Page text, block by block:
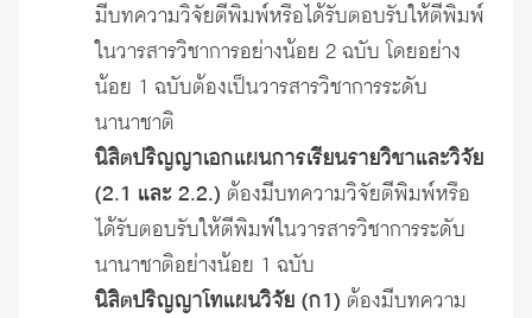
มีบทความวิจัยตีพิมพ์หรือได้รับตอบรับให้ตีพิมพ์
ในวารสารวิชาการอย่างน้อย 2 ฉบับ โดยอย่าง
น้อย 1 ฉบับต้องเป็นวารสารวิชาการระดับ
นานาชาติ
นิสิตปริญญาเอกแผนการเรียนรายวิชาและวิจัย
(2.1 และ 2.2.) ต้องมีบทความวิจัยตีพิมพ์หรือ
ได้รับตอบรับให้ตีพิมพ์ในวารสารวิชาการระดับ
นานาชาติอย่างน้อย 1 ฉบับ
นิสิตปริญญาโทแผนวิจัย (ก1) ต้องมีบทความ